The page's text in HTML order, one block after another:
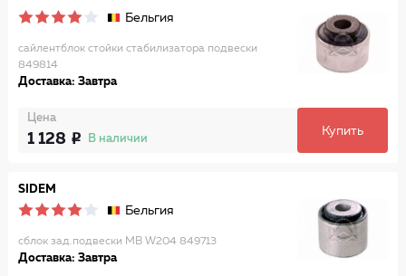
Бельгия
сайлентблок стойки стабилизатора подвески
849814
Доставка: Завтра
Цена
1 128 В наличии
Купить
SIDEM
Бельгия
сблок зад.подвески MB W204 849713
Доставка: Завтра